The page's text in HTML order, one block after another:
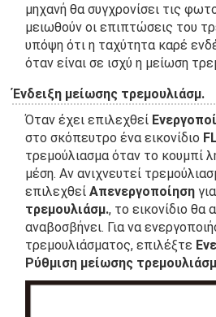
μηχανή θα συγχρονίσει τις
μειωθούν οι επιπτώσεις του
υπόψη ότι η ταχύτητα καρέ
όταν είναι σε ισχύ η μείωση
Ένδειξη μείωσης τρεμουλιάσμ.
Όταν έχει επιλεχθεί
στο σκόπευτρο ένα εικονίδιο
τρεμούλιασμα όταν το κουμπί
μέση. Αν ανιχνευτεί
επιλεχθεί Απενεργοποίηση για
τρεμουλιάσμ., το εικονίδιο θα
αναβοσβήνει. Για να
τρεμουλιάσματος, επιλέξτε
Ρύθμιση μείωσης